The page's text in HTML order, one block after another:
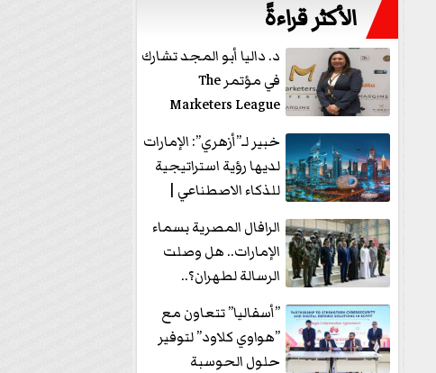
الأكثر قراءةً
د. داليا أبو المجد تشارك
في مؤتمر The
Marketers League
وتدير جلسة...
خبير لـ”أزهري”: الإمارات
لديها رؤية استراتيجية
للذكاء الاصطناعي |
الرافال المصرية بسماء
الإمارات.. هل وصلت
الرسالة لطهران؟..
”ماعت جروب” تُجيب؟
|...
”أسفاليا” تتعاون مع
”هواوي كلاود” لتوفير
حلول الحوسبة